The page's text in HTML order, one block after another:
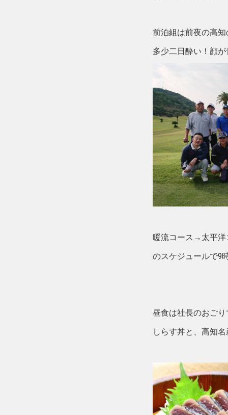
前泊組は前夜の高
多少二日酔い！顔
暖流コース→太平洋
のスケジュールで9
昼食は社長のおご
しらす丼と、高知